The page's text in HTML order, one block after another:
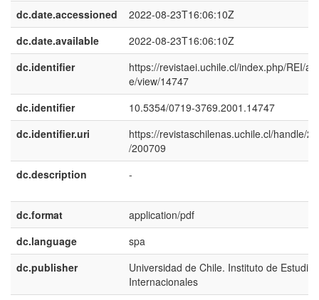
dc.date.accessioned
2022-08-23T16:06:10Z
dc.date.available
2022-08-23T16:06:10Z
dc.identifier
https://revistaei.uchile.cl/index.php/REI/
e/view/14747
dc.identifier
10.5354/0719-3769.2001.14747
dc.identifier.uri
https://revistaschilenas.uchile.cl/handle/
/200709
dc.description
-
dc.format
application/pdf
dc.language
spa
dc.publisher
Universidad de Chile. Instituto de Estudios
Internacionales